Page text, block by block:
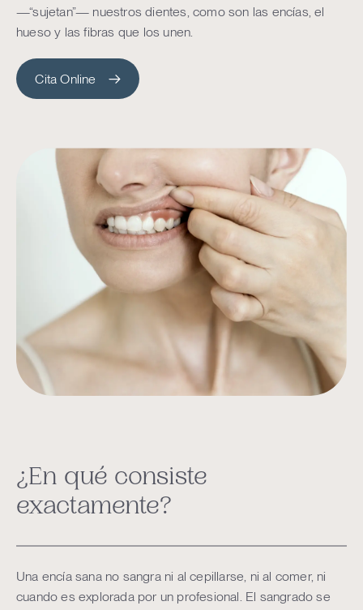
—“sujetan”— nuestros dientes, como son las encías, el
hueso y las fibras que los unen.
Cita Online
¿En qué consiste
exactamente?
Una encía sana no sangra ni al cepillarse, ni al comer, ni
cuando es explorada por un profesional. El sangrado se